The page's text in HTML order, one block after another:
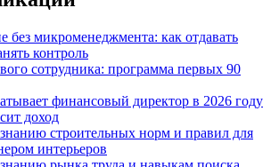
без микроменеджмента: как отдавать
контроль
сотрудника: программа первых 90
финансовый директор в 2026 году
доход
строительных норм и правил для
интерьеров